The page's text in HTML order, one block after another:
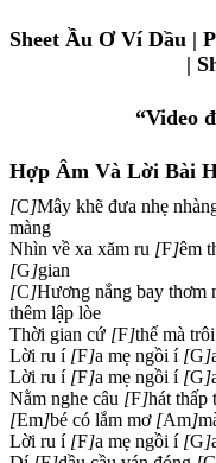
Sheet Ầu Ơ Ví Dầu |
|
“Video
Hợp Âm Và Lời Bài
[C]Mây khẽ đưa nhẹ
màng
Nhìn về xa xăm ru [F]êm
[G]gian
[C]Hương nắng bay thơm
thêm lập lòe
Thời gian cứ [F]thế mà
Lời ru í [F]a mẹ ngồi í [G]
Lời ru í [F]a mẹ ngồi í [G]
Nằm nghe câu [F]hát thấp
[Em]bé có lắm mơ [Am]
Lời ru í [F]a mẹ ngồi í [G]